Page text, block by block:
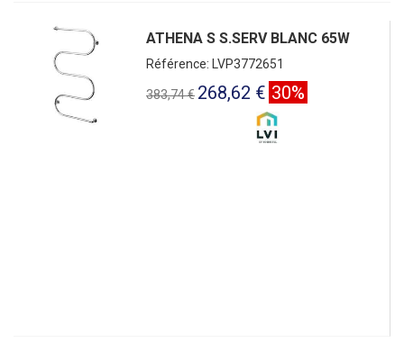
ATHENA S S.SERV BLANC 65W
Référence: LVP3772651
383,74 € 268,62 € 30%